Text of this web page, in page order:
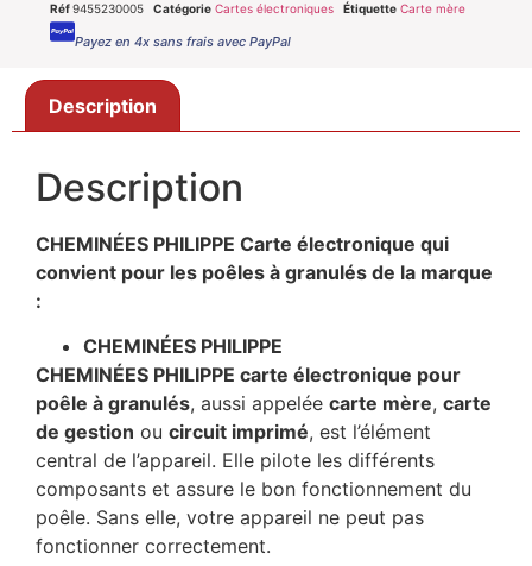
Réf9455230005 Catégorie Cartes électroniques Étiquette Carte mère
Payez en 4x sans frais avec PayPal
Description
Description
CHEMINÉES PHILIPPE Carte électronique qui
convient pour les poêles à granulés de la marque
:
CHEMINÉES PHILIPPE
CHEMINÉES PHILIPPE carte électronique pour
poêle à granulés, aussi appelée carte mère, carte
de gestion ou circuit imprimé, est l’élément
central de l’appareil. Elle pilote les différents
composants et assure le bon fonctionnement du
poêle. Sans elle, votre appareil ne peut pas
fonctionner correctement.